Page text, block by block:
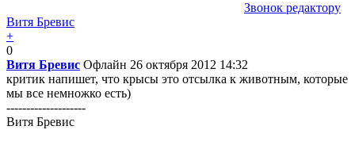
Звонок редактору
Витя Бревис
+
0
Витя Бревис Офлайн 26 октября 2012 14:32
критик напишет, что крысы это отсылка к животным, которые
мы все немножко есть)
--------------------
Витя Бревис